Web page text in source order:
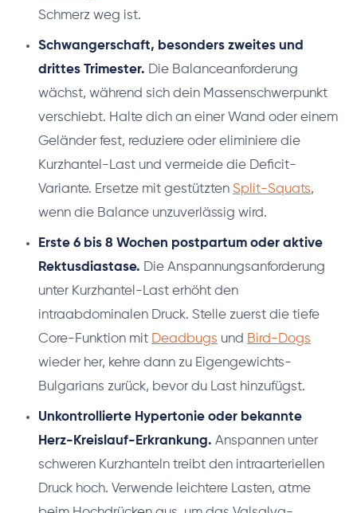
Schmerz weg ist.
Schwangerschaft, besonders zweites und
drittes Trimester. Die Balanceanforderung
wächst, während sich dein Massenschwerpunkt
verschiebt. Halte dich an einer Wand oder einem
Geländer fest, reduziere oder eliminiere die
Kurzhantel-Last und vermeide die Deficit-
Variante. Ersetze mit gestützten Split-Squats,
wenn die Balance unzuverlässig wird.
Erste 6 bis 8 Wochen postpartum oder aktive
Rektusdiastase. Die Anspannungsanforderung
unter Kurzhantel-Last erhöht den
intraabdominalen Druck. Stelle zuerst die tiefe
Core-Funktion mit Deadbugs und Bird-Dogs
wieder her, kehre dann zu Eigengewichts-
Bulgarians zurück, bevor du Last hinzufügst.
Unkontrollierte Hypertonie oder bekannte
Herz-Kreislauf-Erkrankung. Anspannen unter
schweren Kurzhanteln treibt den intraarteriellen
Druck hoch. Verwende leichtere Lasten, atme